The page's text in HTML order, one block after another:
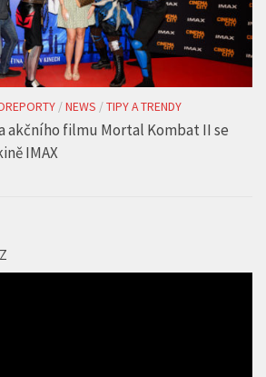
/NEWS/TIPY A TRENDY
akčního filmu Mortal Kombat II se
IMAX